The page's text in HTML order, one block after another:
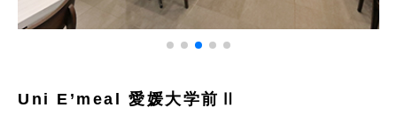
Uni E’meal 愛媛大学前Ⅱ